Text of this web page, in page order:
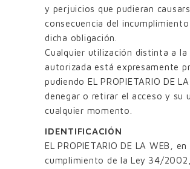
y perjuicios que pudieran
consecuencia del incumplimiento
dicha obligación.
Cualquier utilización distinta a la
autorizada está expresamente
pudiendo EL PROPIETARIO DE
denegar o retirar el acceso y su
cualquier momento.
IDENTIFICACIÓN
EL PROPIETARIO DE LA WEB, en
cumplimiento de la Ley 34/